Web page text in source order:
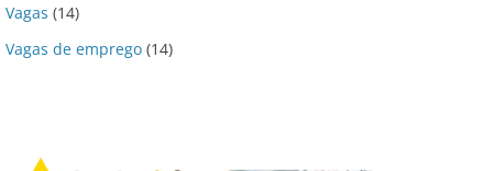
Vagas (14)
Vagas de emprego (14)